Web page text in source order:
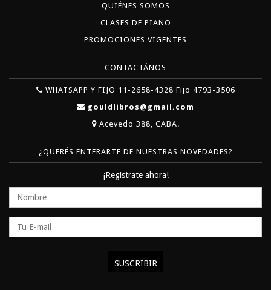
QUIÉNES SOMOS
CLASES DE PIANO
PROMOCIONES VIGENTES
CONTACTÁNOS
WHATSAPP Y FIJO 11-2658-4328 Fijo 4793-3506
gouldlibros@gmail.com
Acevedo 388, CABA.
¿QUERÉS ENTERARTE DE NUESTRAS NOVEDADES?
¡Registrate ahora!